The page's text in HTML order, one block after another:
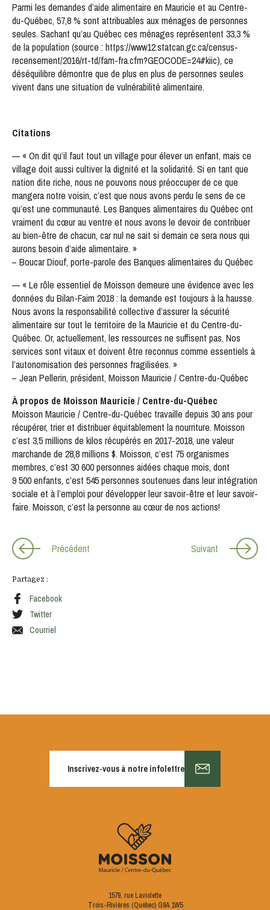
Parmi les demandes d’aide alimentaire en Mauricie et au Centre-
du-Québec, 57,8 % sont attribuables aux ménages de personnes
seules. Sachant qu’au Québec ces ménages représentent 33,3 %
de la population (source : https://www12.statcan.gc.ca/census-
recensement/2016/rt-td/fam-fra.cfm?GEOCODE=24#kiic), ce
déséquilibre démontre que de plus en plus de personnes seules
vivent dans une situation de vulnérabilité alimentaire.
Citations
— « On dit qu’il faut tout un village pour élever un enfant, mais ce
village doit aussi cultiver la dignité et la solidarité. Si en tant que
nation dite riche, nous ne pouvons nous préoccuper de ce que
mangera notre voisin, c’est que nous avons perdu le sens de ce
qu’est une communauté. Les Banques alimentaires du Québec ont
vraiment du cœur au ventre et nous avons le devoir de contribuer
au bien-être de chacun, car nul ne sait si demain ce sera nous qui
aurons besoin d’aide alimentaire. »
– Boucar Diouf, porte-parole des Banques alimentaires du Québec
— « Le rôle essentiel de Moisson demeure une évidence avec les
données du Bilan-Faim 2018 : la demande est toujours à la hausse.
Nous avons la responsabilité collective d’assurer la sécurité
alimentaire sur tout le territoire de la Mauricie et du Centre-du-
Québec. Or, actuellement, les ressources ne suffisent pas. Nos
services sont vitaux et doivent être reconnus comme essentiels à
l’autonomisation des personnes fragilisées. »
– Jean Pellerin, président, Moisson Mauricie / Centre-du-Québec
À propos de Moisson Mauricie / Centre-du-Québec
Moisson Mauricie / Centre-du-Québec travaille depuis 30 ans pour
récupérer, trier et distribuer équitablement la nourriture. Moisson
c’est 3,5 millions de kilos récupérés en 2017-2018, une valeur
marchande de 28,8 millions $. Moisson, c’est 75 organismes
membres, c’est 30 600 personnes aidées chaque mois, dont
9 500 enfants, c’est 545 personnes soutenues dans leur intégration
sociale et à l’emploi pour développer leur savoir-être et leur savoir-
faire. Moisson, c’est la personne au cœur de nos actions!
Précédent
Partagez :
Facebook
Twitter
Courriel
Suivant
Inscrivez-vous à notre infolettre
1579, rue Laviolette
Trois-Rivières (Québec) G9A 1W5